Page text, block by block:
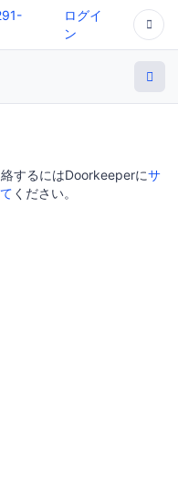
ログイ
ン
するにはDoorkeeperにサ
ください。